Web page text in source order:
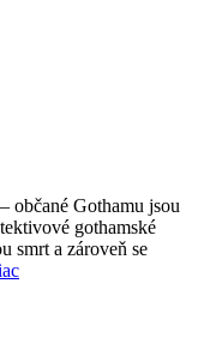
občané Gothamu jsou
gothamské
smrt a zároveň se